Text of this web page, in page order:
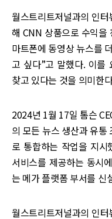
월스트리트저널과의 인
해 CNN 상품으로 수익을
마트폰에 동영상 뉴스를
고 싶다”고 말했다. 이를
찾고 있다는 것을 의미한
2024년 1월 17일 톰슨
의 모든 뉴스 생산과 유
로 통합하는 작업을 지
서비스를 제공하는 동시
는 메가 플랫폼 부서를 신
월스트리트저널과의 인